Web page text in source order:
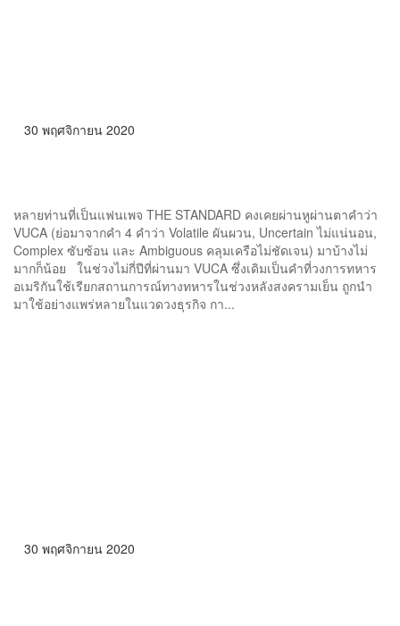
30 พฤศจิกายน 2020
หลายท่านที่เป็นแฟนเพจ THE STANDARD คงเคยผ่านหูผ่านตาคำว่า
VUCA (ย่อมาจากคำ 4 คำว่า Volatile ผันผวน, Uncertain ไม่แน่นอน,
Complex ซับซ้อน และ Ambiguous คลุมเครือไม่ชัดเจน) มาบ้างไม่
มากก็น้อย ในช่วงไม่กี่ปีที่ผ่านมา VUCA ซึ่งเดิมเป็นคำที่วงการทหาร
อเมริกันใช้เรียกสถานการณ์ทางทหารในช่วงหลังสงครามเย็น ถูกนำ
มาใช้อย่างแพร่หลายในแวดวงธุรกิจ กา...
30 พฤศจิกายน 2020